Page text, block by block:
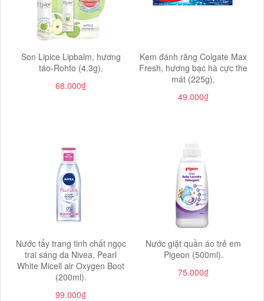
Son Lipice Lipbalm, hương
táo-Rohto (4.3g).
68.000₫
Kem đánh răng Colgate Max
Fresh, hương bạc hà cực the
mát (225g).
49.000₫
Nước tẩy trang tinh chất ngọc
trai sáng da Nivea, Pearl
White Micell air Oxygen Boot
(200ml).
99.000₫
Nước giặt quần áo trẻ em
Pigeon (500ml).
75.000₫